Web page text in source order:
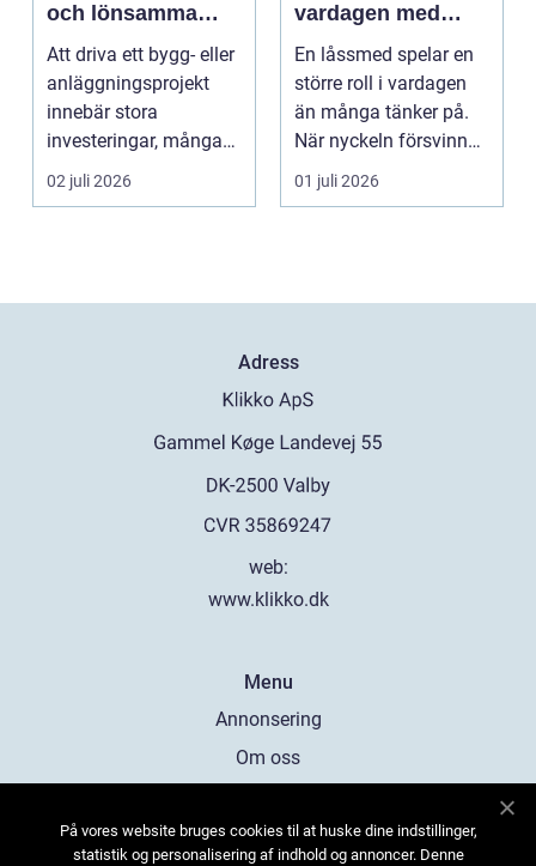
och lönsamma
byggprojekt
Att driva ett bygg- eller
anläggningsprojekt
innebär stora
investeringar, många
aktörer och ofta tuf...
02 juli 2026
vardagen med
moderna lås och
säkerhet
En låssmed spelar en
större roll i vardagen
än många tänker på.
När nyckeln försvinner,
dörren kärva...
01 juli 2026
Adress
web:
www.klikko.dk
Menu
Annonsering
Om oss
Kontakta oss
På vores website bruges cookies til at huske dine indstillinger,
statistik og personalisering af indhold og annoncer. Denne